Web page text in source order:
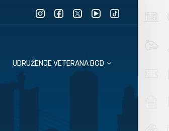
UDRUŽENJE VETERANA BGD